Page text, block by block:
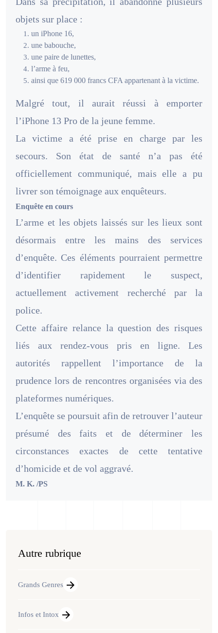
objets sur place :
un iPhone 16,
une babouche,
une paire de lunettes,
l’arme à feu,
ainsi que 619 000 francs CFA appartenant à la victime.
Malgré tout, il aurait réussi à emporter
l’iPhone 13 Pro de la jeune femme.
La victime a été prise en charge par les
secours. Son état de santé n’a pas été
officiellement communiqué, mais elle a pu
livrer son témoignage aux enquêteurs.
Enquête en cours
L’arme et les objets laissés sur les lieux sont
désormais entre les mains des services
d’enquête. Ces éléments pourraient permettre
d’identifier rapidement le suspect,
actuellement activement recherché par la
police.
Cette affaire relance la question des risques
liés aux rendez-vous pris en ligne. Les
autorités rappellent l’importance de la
prudence lors de rencontres organisées via des
plateformes numériques.
L’enquête se poursuit afin de retrouver l’auteur
présumé des faits et de déterminer les
circonstances exactes de cette tentative
d’homicide et de vol aggravé.
M. K. /PS
Autre rubrique
Grands Genres
Infos et Intox